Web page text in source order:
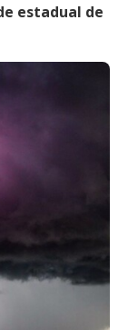
estadual de